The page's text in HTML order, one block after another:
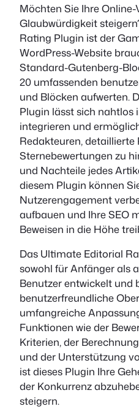
Möchten Sie Ihre
Glaubwürdigkeit
Rating Plugin ist der
WordPress-Website
Standard-Gutenberg-
20 umfassenden
und Blöcken aufwerten.
Plugin lässt sich nahtlos
integrieren und
Redakteuren,
Sternebewertungen zu
und Nachteile jedes
diesem Plugin können
Nutzerengagement
aufbauen und Ihre SEO
Beweisen in die Höhe
Das Ultimate Editorial
sowohl für Anfänger als
Benutzer entwickelt und
benutzerfreundliche
umfangreiche
Funktionen wie der
Kriterien, der
und der Unterstützung
ist dieses Plugin Ihre
der Konkurrenz
steigern.